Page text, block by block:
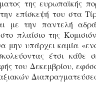
της ευρωπαϊκής
επίσκεψή του στα
με την παντελή
πλαίσιο της
υπάρχει καμία
έτσι κάθε
του Δεκεμβρίου,